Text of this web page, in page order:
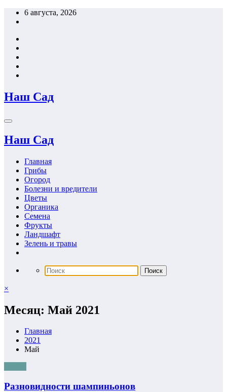
Перейти6 августа, 2026
Наш Сад
Наш Сад
Главная
Грибы
Огород
Болезни и вредители
Цветы
Органика
Семена
Фрукты
Ландшафт
Зелень и травы
×
Месяц: Май 2021
Главная
2021
Май
Разновидности шампиньонов